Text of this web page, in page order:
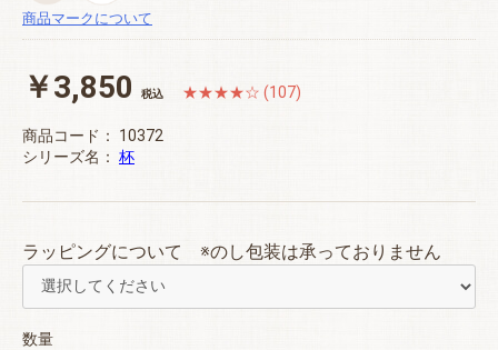
商品マークについて
￥3,850 税込 ★★★★☆ (107)
商品コード： 10372
シリーズ名： 杯
ラッピングについて ※のし包装は承っておりません
数量